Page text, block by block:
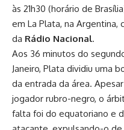
às 21h30 (horário de
em La Plata, na Argentina,
da Rádio Nacional.
Aos 36 minutos do
Janeiro, Plata dividiu uma
da entrada da área.
jogador rubro-negro, o
falta foi do equatoriano e